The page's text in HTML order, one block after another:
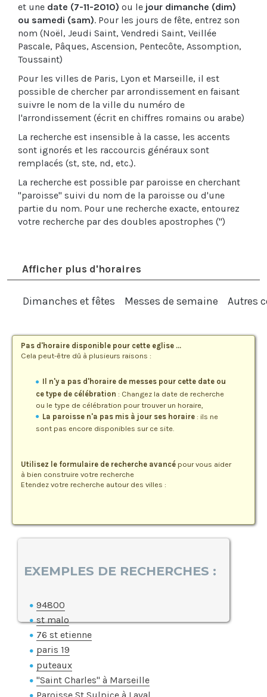
et une date (7-11-2010) ou le jour dimanche (dim)
ou samedi (sam). Pour les jours de fête, entrez son
nom (Noël, Jeudi Saint, Vendredi Saint, Veillée
Pascale, Pâques, Ascension, Pentecôte, Assomption,
Toussaint)
Pour les villes de Paris, Lyon et Marseille, il est
possible de chercher par arrondissement en faisant
suivre le nom de la ville du numéro de
l'arrondissement (écrit en chiffres romains ou arabe)
La recherche est insensible à la casse, les accents
sont ignorés et les raccourcis généraux sont
remplacés (st, ste, nd, etc.).
La recherche est possible par paroisse en cherchant
"paroisse" suivi du nom de la paroisse ou d'une
partie du nom. Pour une recherche exacte, entourez
votre recherche par des doubles apostrophes (")
Afficher plus d'horaires
Dimanches et fêtes Messes de semaine Autres
Pas d'horaire disponible pour cette eglise ...
Cela peut-être dû à plusieurs raisons :
Il n'y a pas d'horaire de messes pour cette date ou
ce type de célébration : Changez la date de recherche
ou le type de célébration pour trouver un horaire,
La paroisse n'a pas mis à jour ses horaire : ils ne
sont pas encore disponibles sur ce site.
Utilisez le formulaire de recherche avancé pour vous aider
à bien construire votre recherche
Etendez votre recherche autour des villes :
EXEMPLES DE RECHERCHES :
94800
st malo
76 st etienne
paris 19
puteaux
"Saint Charles" à Marseille